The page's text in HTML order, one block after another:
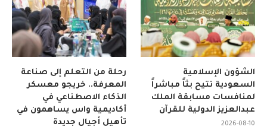
رحلة من التعلم إلى صناعة
المعرفة.. خريجو معسكر
الذكاء الاصطناعي في
أكاديمية واس يساهمون في
تأهيل أجيال جديدة
الشؤون الإسلامية
السعودية تتيح بثاً مباشراً
لمنافسات مسابقة الملك
عبدالعزيز الدولية للقرآن